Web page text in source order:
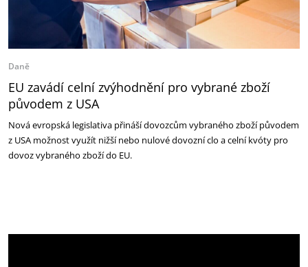
Daně
EU zavádí celní zvýhodnění pro vybrané zboží
původem z USA
Nová evropská legislativa přináší dovozcům vybraného zboží původem
z USA možnost využít nižší nebo nulové dovozní clo a celní kvóty pro
dovoz vybraného zboží do EU.